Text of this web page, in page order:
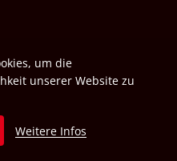
um die
unserer Website zu
Weitere Infos